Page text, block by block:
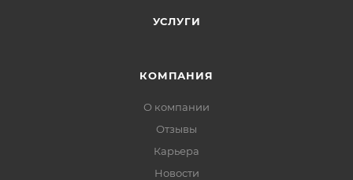
УСЛУГИ
КОМПАНИЯ
О компании
Отзывы
Карьера
Новости